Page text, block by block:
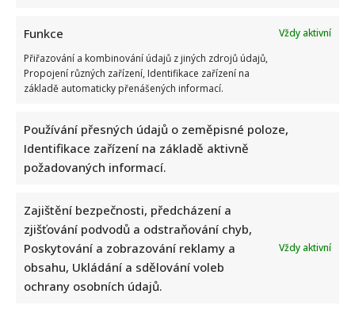
Funkce
Vždy aktivní
Přiřazování a kombinování údajů z jiných zdrojů údajů,
Propojení různých zařízení, Identifikace zařízení na
základě automaticky přenášených informací.
Používání přesných údajů o zeměpisné poloze,
Identifikace zařízení na základě aktivně
požadovaných informací.
Zajištění bezpečnosti, předcházení a
zjišťování podvodů a odstraňování chyb,
Poskytování a zobrazování reklamy a
obsahu, Ukládání a sdělování voleb
ochrany osobních údajů.
Vždy aktivní